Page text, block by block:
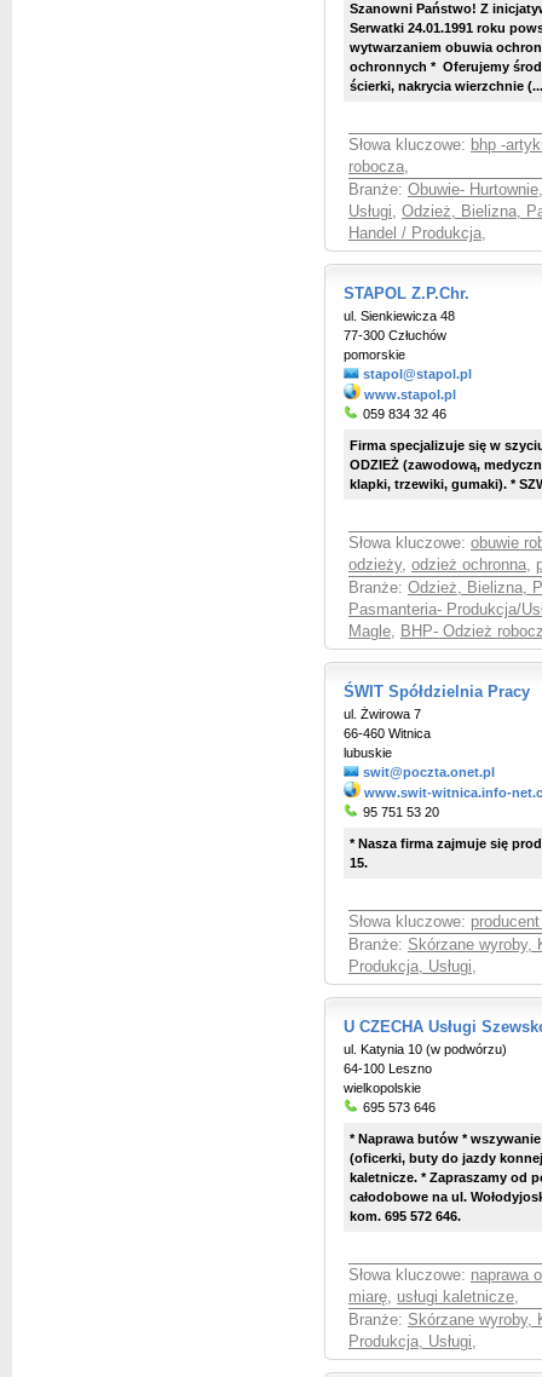
Szanowni Państwo! Z
Serwatki 24.01.1991 roku
wytwarzaniem obuwia
ochronnych * Oferujemy
ścierki, nakrycia wierzchnie
Słowa kluczowe: bhp -
robocza,
Branże: Obuwie-
Usługi, Odzież, Bielizna,
Handel / Produkcja,
STAPOL Z.P.Chr.
ul. Sienkiewicza 48
77-300 Człuchów
pomorskie
stapol@stapol.pl
www.stapol.pl
059 834 32 46
Firma specjalizuje się w
ODZIEŻ (zawodową,
klapki, trzewiki, gumaki). *
Słowa kluczowe: obuwie
odzieży, odzież ochronna,
Branże: Odzież, Bielizna,
Pasmanteria- Produkcja/
Magle, BHP- Odzież
ŚWIT Spółdzielnia Pracy
ul. Żwirowa 7
66-460 Witnica
lubuskie
swit@poczta.onet.pl
www.swit-witnica.info-
95 751 53 20
* Nasza firma zajmuje się
15.
Słowa kluczowe:
Branże: Skórzane wyroby,
Produkcja, Usługi,
U CZECHA Usługi
ul. Katynia 10 (w podwórzu)
64-100 Leszno
wielkopolskie
695 573 646
* Naprawa butów *
(oficerki, buty do jazdy
kaletnicze. * Zapraszamy od
całodobowe na ul.
kom. 695 572 646.
Słowa kluczowe: naprawa
miarę, usługi kaletnicze,
Branże: Skórzane wyroby,
Produkcja, Usługi,